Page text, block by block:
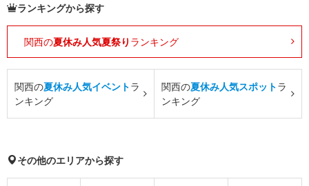
ランキングから探す
関西の夏休み人気夏祭り ランキング
関西の夏休み人気イベントラ
ンキング
関西の夏休み人気スポットラ
ンキング
その他のエリアから探す